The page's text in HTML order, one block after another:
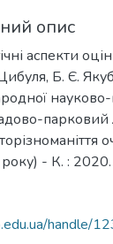
опис
аспекти
Б. Є.
парковий
- К. :
handle/